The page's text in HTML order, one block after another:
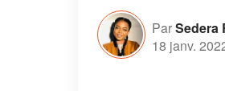
ParSedera
18 janv.